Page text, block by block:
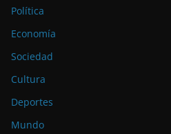
Política
Economía
Sociedad
Cultura
Deportes
Mundo